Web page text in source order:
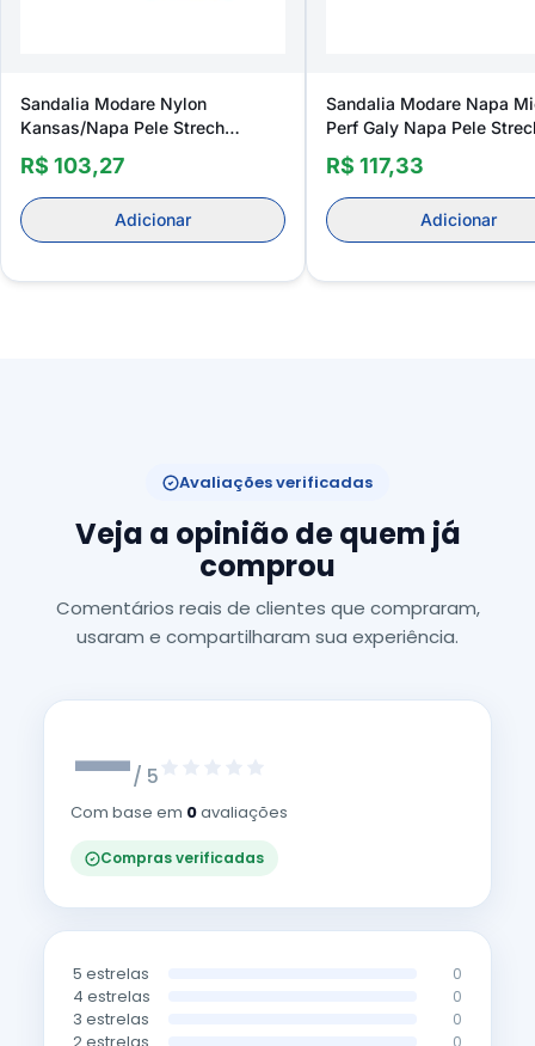
Sandalia Modare Nylon
Kansas/Napa Pele Strech
Feminino
R$ 103,27
Adicionar
Sandalia Modare Napa
Perf Galy Napa Pele
Feminino
R$ 117,33
Adicionar
Avaliações verificadas
Veja a opinião de quem já
comprou
Comentários reais de clientes que compraram,
usaram e compartilharam sua experiência.
—/ 5
Com base em 0avaliações
Compras verificadas
5 estrelas 0
4 estrelas 0
3 estrelas 0
0